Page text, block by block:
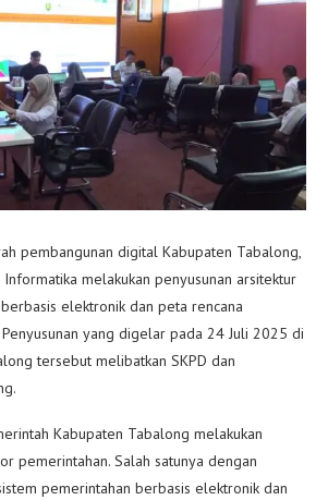
pembangunan digital Kabupaten Tabalong,
Informatika melakukan penyusunan arsitektur
elektronik dan peta rencana
yang digelar pada 24 Juli 2025 di
tersebut melibatkan SKPD dan
Kabupaten Tabalong melakukan
pemerintahan. Salah satunya dengan
pemerintahan berbasis elektronik dan